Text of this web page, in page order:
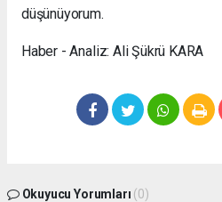
düşünüyorum.
Haber - Analiz: Ali Şükrü KARA
Okuyucu Yorumları (0)